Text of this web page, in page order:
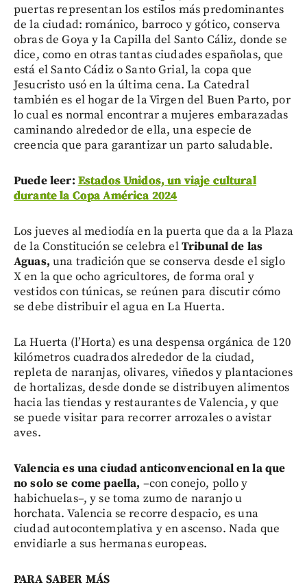
puertas representan los estilos más predominantes
de la ciudad: románico, barroco y gótico, conserva
obras de Goya y la Capilla del Santo Cáliz, donde se
dice, como en otras tantas ciudades españolas, que
está el Santo Cádiz o Santo Grial, la copa que
Jesucristo usó en la última cena. La Catedral
también es el hogar de la Virgen del Buen Parto, por
lo cual es normal encontrar a mujeres embarazadas
caminando alrededor de ella, una especie de
creencia que para garantizar un parto saludable.
Puede leer: Estados Unidos, un viaje cultural
durante la Copa América 2024
Los jueves al mediodía en la puerta que da a la Plaza
de la Constitución se celebra elTribunal de las
Aguas,una tradición que se conserva desde el siglo
X en la que ocho agricultores, de forma oral y
vestidos con túnicas, se reúnen para discutir cómo
se debe distribuir el agua en La Huerta.
La Huerta (l’Horta) es una despensa orgánica de 120
kilómetros cuadrados alrededor de la ciudad,
repleta de naranjas, olivares, viñedos y plantaciones
de hortalizas, desde donde se distribuyen alimentos
hacia las tiendas y restaurantes de Valencia, y que
se puede visitar para recorrer arrozales o avistar
aves.
Valencia es una ciudad anticonvencional en la que
no solo se come paella, –con conejo, pollo y
habichuelas–, y se toma zumo de naranjo u
horchata. Valencia se recorre despacio, es una
ciudad autocontemplativa y en ascenso. Nada que
envidiarle a sus hermanas europeas.
PARA SABER MÁS